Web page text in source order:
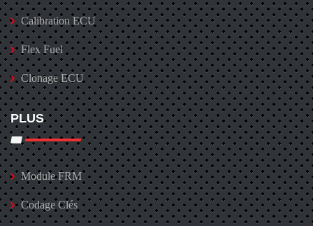
Calibration ECU
Flex Fuel
Clonage ECU
PLUS
Module FRM
Codage Clés